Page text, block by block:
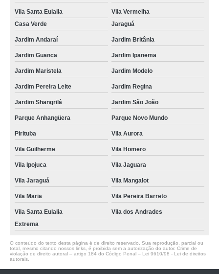
Vila Santa Eulalia
Vila Vermelha
Casa Verde
Jaraguá
Jardim Andaraí Jardim Britânia
Jardim Guanca Jardim Ipanema
Jardim Maristela Jardim Modelo
Jardim Pereira Leite Jardim Regina
Jardim Shangrilá Jardim São João
Parque Anhangüera Parque Novo Mundo
Pirituba Vila Aurora
Vila Guilherme Vila Homero
Vila Ipojuca Vila Jaguara
Vila Jaraguá Vila Mangalot
Vila Maria Vila Pereira Barreto
Vila Santa Eulalia
Vila dos Andrades
Extrema
O conteúdo do texto desta página é de direito reservado. Sua reprodução, parcial ou
total, mesmo citando nossos links, é proibida sem a autorização do autor. Crime de
violação de direito autoral – artigo 184 do Código Penal – Lei 9610/98 - Lei de direitos
autorais